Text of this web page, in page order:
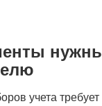
учета